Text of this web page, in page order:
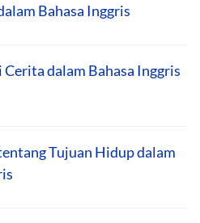
Bahasa Inggris
Cerita dalam Bahasa Inggris
Tujuan Hidup dalam